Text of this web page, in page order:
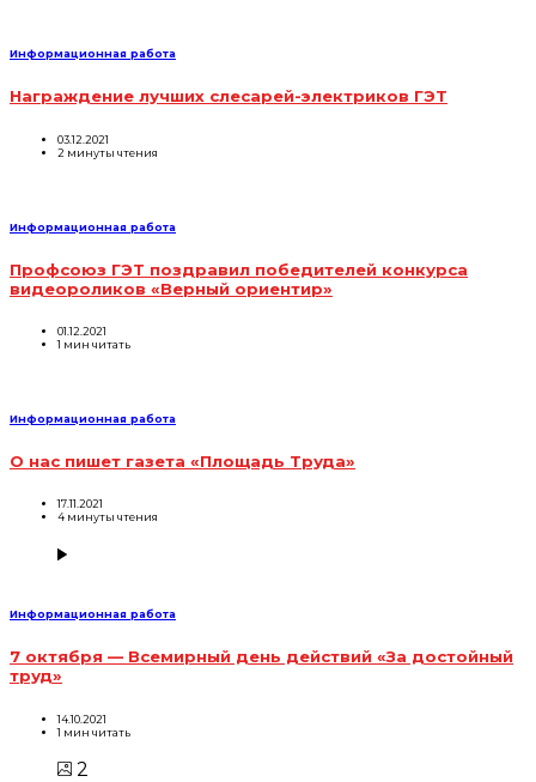
Информационная работа
Награждение лучших слесарей-электриков ГЭТ
03.12.2021
2 минуты чтения
Информационная работа
Профсоюз ГЭТ поздравил победителей конкурса
видеороликов «Верный ориентир»
01.12.2021
1 мин читать
Информационная работа
О нас пишет газета «Площадь Труда»
17.11.2021
4 минуты чтения
Информационная работа
7 октября — Всемирный день действий «За достойный
труд»
14.10.2021
1 мин читать
2